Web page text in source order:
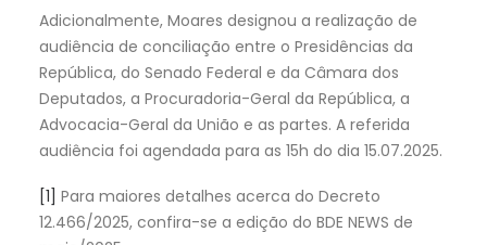
Adicionalmente, Moares designou a realização de
audiência de conciliação entre o Presidências da
República, do Senado Federal e da Câmara dos
Deputados, a Procuradoria-Geral da República, a
Advocacia-Geral da União e as partes. A referida
audiência foi agendada para as 15h do dia 15.07.2025.
[1] Para maiores detalhes acerca do Decreto
12.466/2025, confira-se a edição do BDE NEWS de